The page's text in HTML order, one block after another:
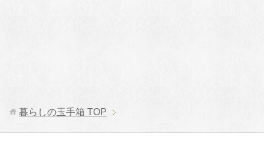
暮らしの玉手箱 TOP